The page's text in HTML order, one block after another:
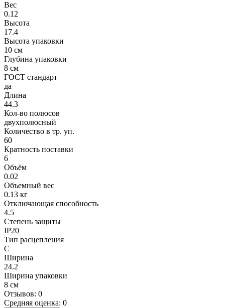
Вес
0.12
Высота
17.4
Высота упаковки
10 см
Глубина упаковки
8 см
ГОСТ стандарт
да
Длина
44.3
Кол-во полюсов
двухполюсный
Количество в тр. уп.
60
Кратность поставки
6
Объём
0.02
Объемный вес
0.13 кг
Отключающая способность
4.5
Степень защиты
IP20
Тип расцепления
C
Ширина
24.2
Ширина упаковки
8 см
Отзывов: 0
Средняя оценка: 0